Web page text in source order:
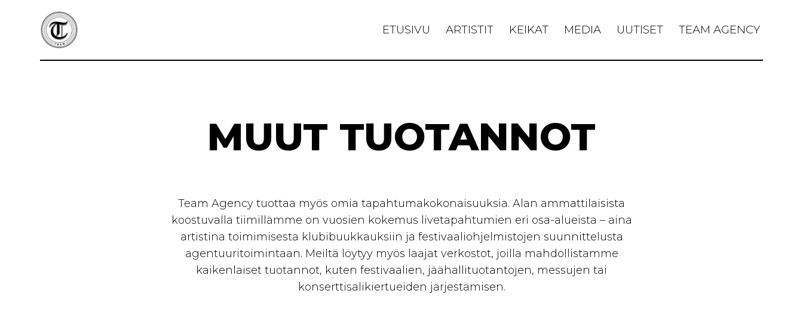
sisältöön
ETUSIVU ARTISTIT KEIKAT MEDIA UUTISET TEAM AGENCY
MUUT TUOTANNOT
Team Agency tuottaa myös omia tapahtumakokonaisuuksia. Alan ammattilaisista
koostuvalla tiimillämme on vuosien kokemus livetapahtumien eri osa-alueista – aina
artistina toimimisesta klubibuukkauksiin ja festivaaliohjelmistojen suunnittelusta
agentuuritoimintaan. Meiltä löytyy myös laajat verkostot, joilla mahdollistamme
kaikenlaiset tuotannot, kuten festivaalien, jäähallituotantojen, messujen tai
konserttisalikiertueiden järjestämisen.